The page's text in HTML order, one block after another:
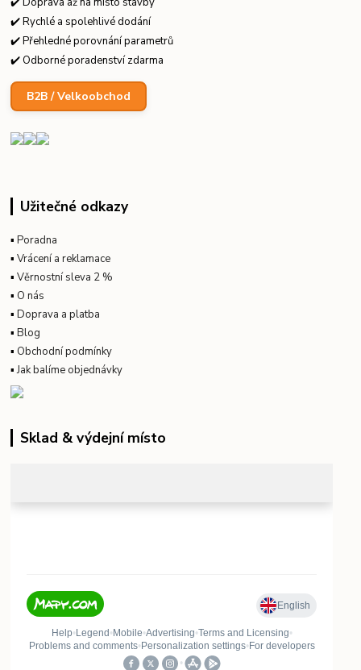
✔️ Rychlé a spolehlivé dodání
✔️ Přehledné porovnání parametrů
✔️ Odborné poradenství zdarma
B2B / Velkoobchod
Užitečné odkazy
▪Poradna
▪Vrácení a reklamace
▪Věrnostní sleva 2 %
▪ O nás
▪Doprava a platba
▪Blog
▪ Obchodní podmínky
▪Jak balíme objednávky
Sklad & výdejní místo